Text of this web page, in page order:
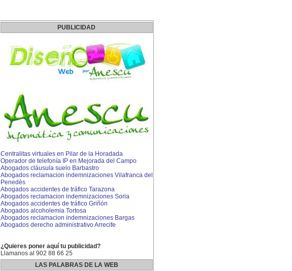
PUBLICIDAD
Centralitas virtuales en Pilar de la Horadada
Operador de telefonía IP en Mejorada del Campo
Abogados cláusula suelo Barbastro
Abogados reclamacion indemnizaciones Vilafranca del
Penedès
Abogados accidentes de tráfico Tarazona
Abogados reclamacion indemnizaciones Soria
Abogados accidentes de tráfico Griñón
Abogados alcoholemia Tortosa
Abogados reclamacion indemnizaciones Bargas
Abogados derecho administrativo Arrecife
¿Quieres poner aquí tu publicidad?
Llamanos al 902 88 66 25
LAS PALABRAS DE LA WEB